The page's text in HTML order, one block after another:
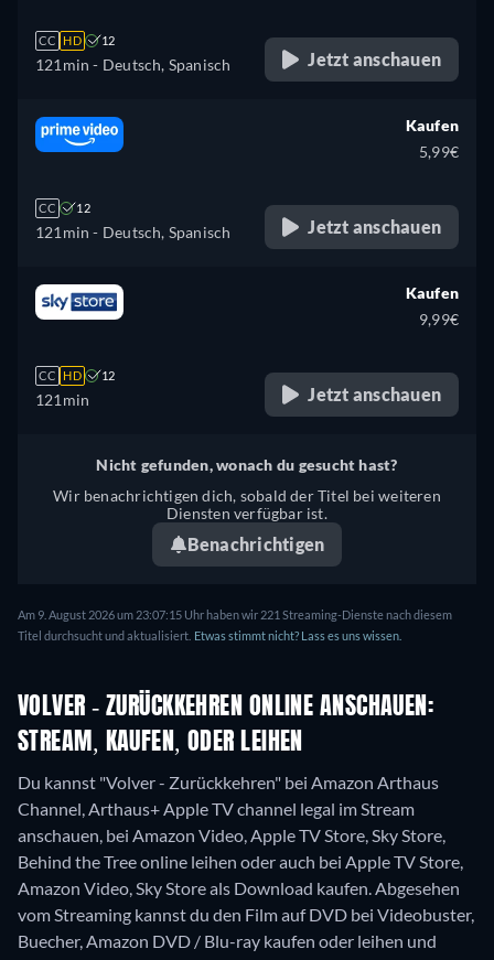
CC HD 12
121min - Deutsch, Spanisch Jetzt anschauen
CC 12
121min - Deutsch, Spanisch
Kaufen
5,99€
Jetzt anschauen
CC HD 12
121min
Kaufen
9,99€
Jetzt anschauen
Nicht gefunden, wonach du gesucht hast?
Wir benachrichtigen dich, sobald der Titel bei weiteren
Diensten verfügbar ist.
Benachrichtigen
Am 9. August 2026 um 23:07:15 Uhr haben wir 221 Streaming-Dienste nach diesem
Titel durchsucht und aktualisiert. Etwas stimmt nicht? Lass es uns wissen.
VOLVER - ZURÜCKKEHREN ONLINE ANSCHAUEN:
STREAM, KAUFEN, ODER LEIHEN
Du kannst "Volver - Zurückkehren" bei Amazon Arthaus
Channel, Arthaus+ Apple TV channel legal im Stream
anschauen, bei Amazon Video, Apple TV Store, Sky Store,
Behind the Tree online leihen oder auch bei Apple TV Store,
Amazon Video, Sky Store als Download kaufen.Abgesehen
vom Streaming kannst du den Film auf DVD bei Videobuster,
Buecher, Amazon DVD / Blu-ray kaufen oder leihen und